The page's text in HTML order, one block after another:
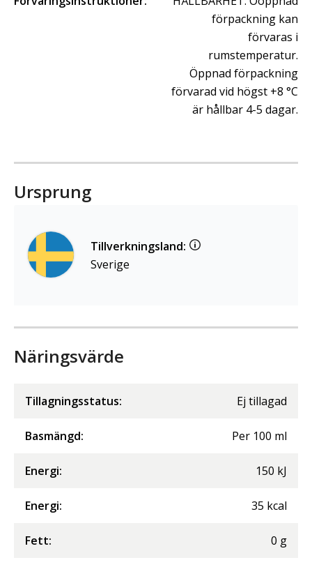
förpackning kan
förvaras i
rumstemperatur.
Öppnad förpackning
förvarad vid högst +8 °C
är hållbar 4-5 dagar.
Ursprung
Tillverkningsland:
Sverige
Näringsvärde
Tillagningsstatus: Ej tillagad
Basmängd: Per 100 ml
Energi: 150 kJ
Energi: 35 kcal
Fett: 0 g